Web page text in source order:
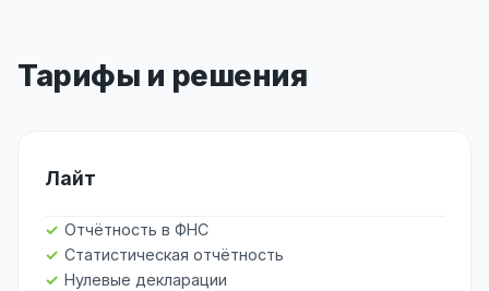
Тарифы и решения
Лайт
Отчётность в ФНС
Статистическая отчётность
Нулевые декларации